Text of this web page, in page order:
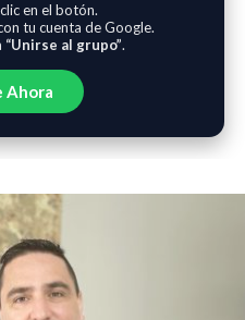
en el botón.
tu cuenta de Google.
“Unirse al grupo”.
Ahora